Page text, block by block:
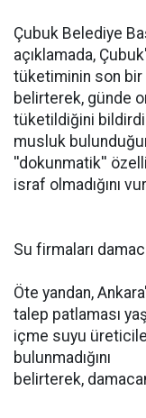
Çubuk Belediye
açıklamada,
tüketiminin son bir
belirterek, günde
tüketildiğini
musluk
''dokunmatik''
israf olmadığını
Su firmaları
Öte yandan,
talep patlaması
içme suyu
bulunmadığını
belirterek,